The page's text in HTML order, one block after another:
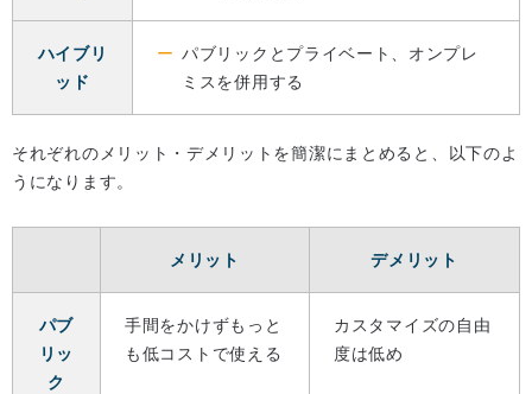
ハイブリ
ッド
パブリックとプライベート、オンプレ
ミスを併用する
それぞれのメリット・デメリットを簡潔にまとめると、以下のよ
うになります。
メリット デメリット
パブ
リッ
ク
手間をかけずもっと
も低コストで使える
カスタマイズの自由
度は低め